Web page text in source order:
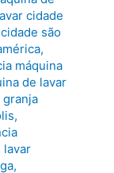
cidade
são
,
máquina
de lavar
granja
,
lavar
,